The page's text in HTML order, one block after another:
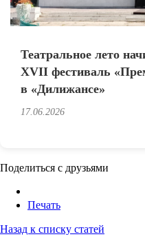
Театральное лето
XVII фестиваль
в «Дилижансе»
17.06.2026
Поделиться с друзьями
Печать
Назад к списку статей